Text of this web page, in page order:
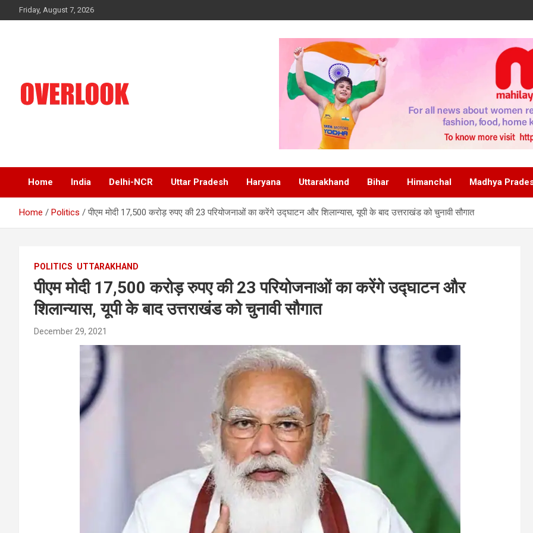
to
Friday, August 7, 2026
Home India Delhi-NCR Uttar Pradesh Haryana Uttarakhand Bihar Himanchal Madhya
Home Politics पीएम मोदी 17,500 करोड़ रुपए की 23 परियोजनाओं का करेंगे उद्घाटन और शिलान्यास, यूपी के बाद उत्तराखंड को चुनावी सौगात
POLITICS UTTARAKHAND
पीएम मोदी 17,500 करोड़ रुपए की 23 परियोजनाओं का करेंगे उद्घाटन और
शिलान्यास, यूपी के बाद उत्तराखंड को चुनावी सौगात
December 29, 2021